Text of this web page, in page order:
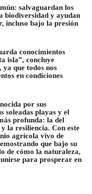
salvaguardan los
biodiversidad y ayudan
incluso bajo la presión
conocimientos
isla”, concluye
que todos nos
en condiciones
por sus
soleadas playas y el
profunda: la del
la resiliencia. Con este
agrícola vivo de
que bajo su
de cómo la naturaleza,
para prosperar en